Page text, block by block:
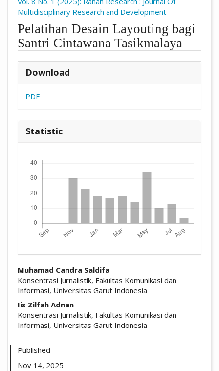
Multidisciplinary Research and Development
Pelatihan Desain Layouting bagi
Santri Cintawana Tasikmalaya
Download
PDF
Statistic
Muhamad Candra Saldifa
Konsentrasi Jurnalistik, Fakultas Komunikasi dan
Informasi, Universitas Garut Indonesia
Iis Zilfah Adnan
Konsentrasi Jurnalistik, Fakultas Komunikasi dan
Informasi, Universitas Garut Indonesia
Published
Nov 14, 2025